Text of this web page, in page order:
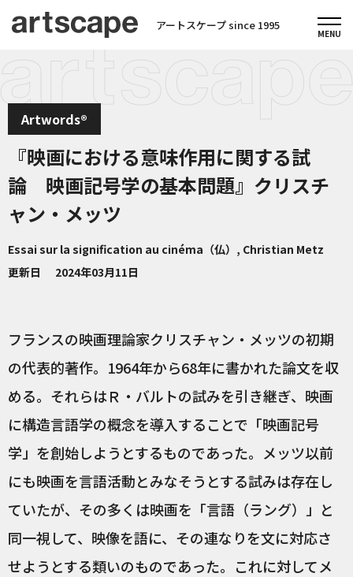
アートスケープ since 1995
Artwords®
『映画における意味作用に関する試
論 映画記号学の基本問題』クリスチ
ャン・メッツ
Essai sur la signification au cinéma（仏）, Christian Metz
更新日
2024年03月11日
フランスの映画理論家クリスチャン・メッツの初期
の代表的著作。1964年から68年に書かれた論文を収
める。それらはＲ・バルトの試みを引き継ぎ、映画
に構造言語学の概念を導入することで「映画記号
学」を創始しようとするものであった。メッツ以前
にも映画を言語活動とみなそうとする試みは存在し
ていたが、その多くは映画を「言語（ラング）」と
同一視して、映像を語に、その連なりを文に対応さ
せようとする類いのものであった。これに対してメ